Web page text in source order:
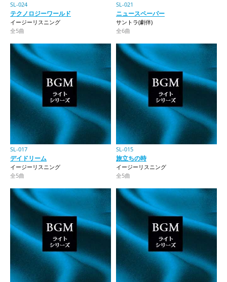
SL-024
テクノロジーワールド
イージーリスニング
全5曲
SL-021
ニュースペーパー
サントラ(劇伴)
全6曲
SL-017
デイドリーム
イージーリスニング
全5曲
SL-015
旅立ちの時
イージーリスニング
全5曲